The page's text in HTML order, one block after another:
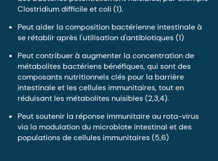
Clostridium difficile et coli (1).
Peut aider la composition bactérienne intestinale à
se rétablir après l'utilisation d'antibiotiques (1)
Peut contribuer à augmenter la concentration de
métabolites bactériens bénéfiques, qui sont des
composants nutritionnels clés pour la barrière
intestinale et les cellules immunitaires, tout en
réduisant les métabolites nuisibles (2,3,4).
Peut soutenir la réponse immunitaire au rota-virus
via la modulation du microbiote intestinal et des
populations de cellules immunitaires (5,6)